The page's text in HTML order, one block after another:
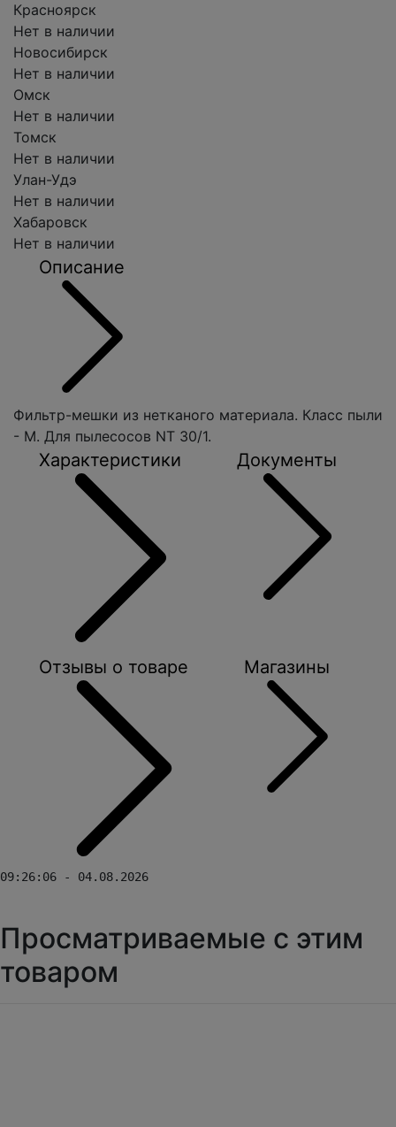
Красноярск
Нет в наличии
Новосибирск
Нет в наличии
Омск
Нет в наличии
Томск
Нет в наличии
Улан-Удэ
Нет в наличии
Хабаровск
Нет в наличии
Описание
Фильтр-мешки из нетканого материала. Класс пыли
- М. Для пылесосов NT 30/1.
Характеристики Документы
Отзывы о товаре Магазины
09:26:06 - 04.08.2026
Просматриваемые с этим
товаром